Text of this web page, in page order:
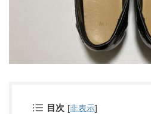
目次 [非表示]